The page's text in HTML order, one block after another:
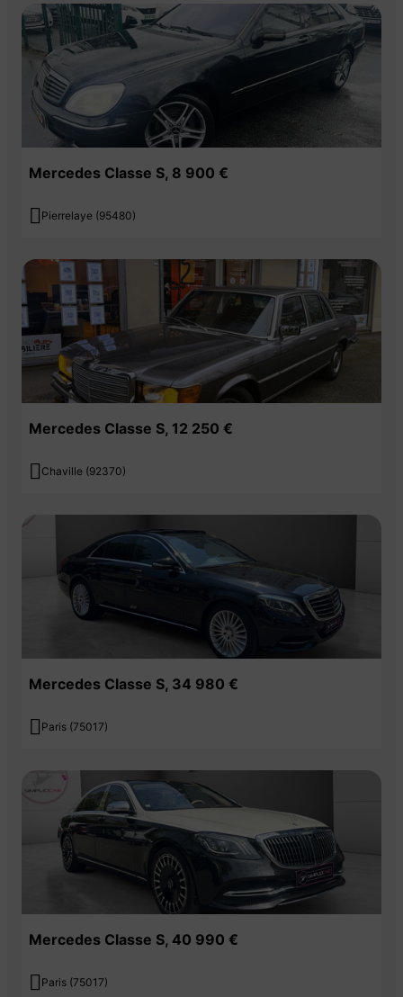
Mercedes Classe S, 8 900 €
 Pierrelaye (95480)
Mercedes Classe S, 12 250 €
 Chaville (92370)
Mercedes Classe S, 34 980 €
 Paris (75017)
Mercedes Classe S, 40 990 €
 Paris (75017)